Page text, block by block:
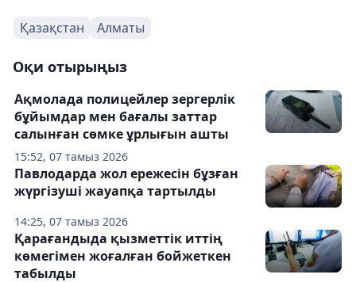
Қазақстан Алматы
Оқи отырыңыз
15:52, 07 тамыз 2026
Ақмолада полицейлер зергерлік
бұйымдар мен бағалы заттар
салынған сөмке ұрлығын ашты
14:25, 07 тамыз 2026
Павлодарда жол ережесін бұзған
жүргізуші жауапқа тартылды
Қарағандыда қызметтік иттің
көмегімен жоғалған бойжеткен
табылды